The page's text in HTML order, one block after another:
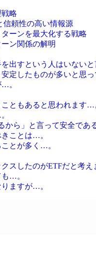
略
信頼性の高い情報源
ーンを最大化する戦略
ン関係の解明
出すという人はいない
定したものが多いと思
。
ともあると思われます…
から」と言って安全であ
ことは…。
とが多く…。
スしたのがETFだと考え
…。
ますが…。